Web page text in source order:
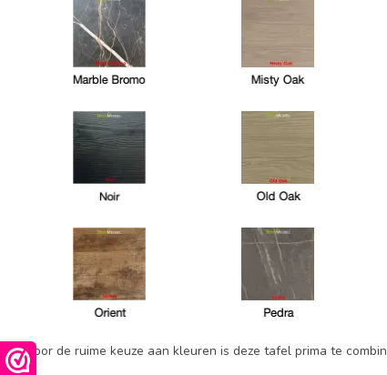
Door de ruime keuze aan kleuren is deze tafel prima te